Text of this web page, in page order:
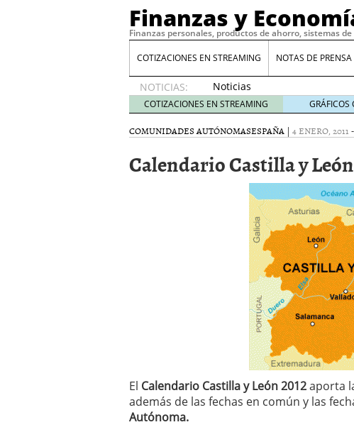
Finanzas y
Finanzas personales, productos de ahorro, sistemas
COTIZACIONES EN STREAMING NOTAS DE PRENSA
NOTICIAS:
Noticias
de XRP
por qué
las
de
whales
16
de abril
de 2026
Comparativa Costes vs
acelera la rentabilidad? 12 de
Meses sin intereses: Cómo
24 de noviembre de
Planificar tu herencia también
a los costes 21 de noviembre
¿Cuánto cuesta un software
COTIZACIONES EN STREAMING GRÁFICOS
COMUNIDADES AUTÓNOMASESPAÑA | 4 ENERO, 2011 -
Calendario Castilla y
El Calendario Castilla y León 2012aporta
además de las fechas en común y las
Autónoma.